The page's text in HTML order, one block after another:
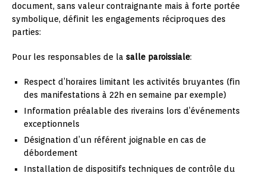
document, sans valeur contraignante mais à forte portée
symbolique, définit les engagements réciproques des
parties:
Pour les responsables de la salle paroissiale:
Respect d’horaires limitant les activités bruyantes (fin
des manifestations à 22h en semaine par exemple)
Information préalable des riverains lors d’événements
exceptionnels
Désignation d’un référent joignable en cas de
débordement
Installation de dispositifs techniques de contrôle du